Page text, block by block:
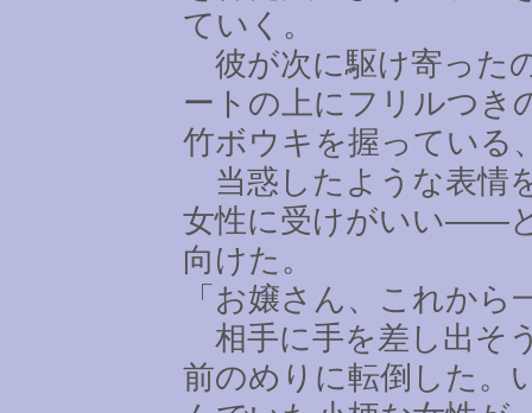
ていく。
彼が次に駆け寄った
ートの上にフリルつき
竹ボウキを握っている
当惑したような表情
女性に受けがいい――
向けた。
「お嬢さん、これから
相手に手を差し出そ
前のめりに転倒した。